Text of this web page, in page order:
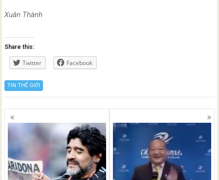
Xuân Thành
Share this:
Twitter Facebook
TIN THẾ GIỚI
Posts
navigation